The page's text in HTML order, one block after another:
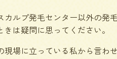
カルプ発毛センター以外の発
きは疑問に思ってください。
現場に立っている私から言わ